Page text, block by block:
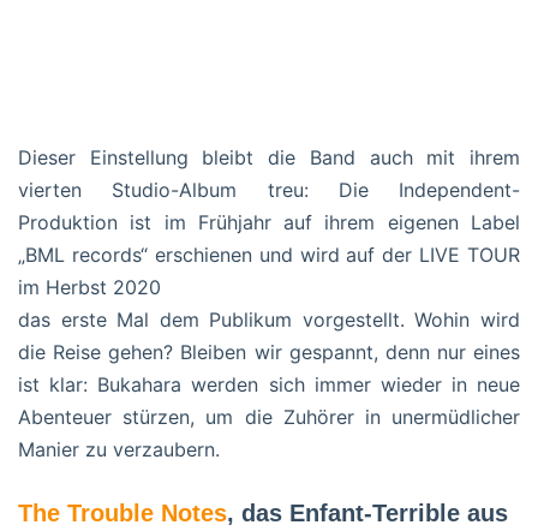
Dieser Einstellung bleibt die Band auch mit ihrem
vierten Studio-Album treu: Die Independent-
Produktion ist im Frühjahr auf ihrem eigenen Label
„BML records“ erschienen und wird auf der LIVE TOUR
im Herbst 2020
das erste Mal dem Publikum vorgestellt. Wohin wird
die Reise gehen? Bleiben wir gespannt, denn nur eines
ist klar: Bukahara werden sich immer wieder in neue
Abenteuer stürzen, um die Zuhörer in unermüdlicher
Manier zu verzaubern.
The Trouble Notes, das Enfant-Terrible aus